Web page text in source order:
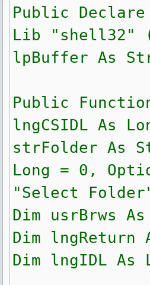
Public Declare
Lib "shell32"
lpBuffer As
Public
lngCSIDL As
strFolder As
Long = 0,
"Select
Dim usrBrws As
Dim lngReturn
Dim lngIDL As